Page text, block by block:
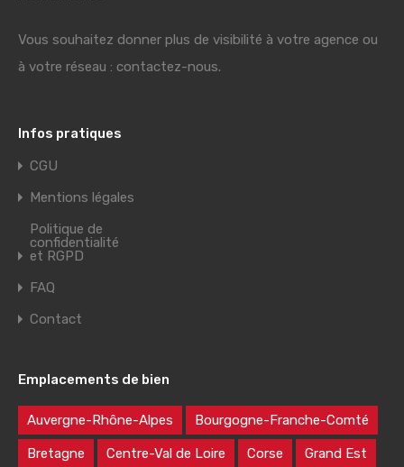
Vous souhaitez donner plus de visibilité à votre agence ou
à votre réseau : contactez-nous.
Infos pratiques
CGU
Mentions légales
Politique de
confidentialité
et RGPD
FAQ
Contact
Emplacements de bien
Auvergne-Rhône-Alpes Bourgogne-Franche-Comté
Bretagne Centre-Val de Loire Corse Grand Est